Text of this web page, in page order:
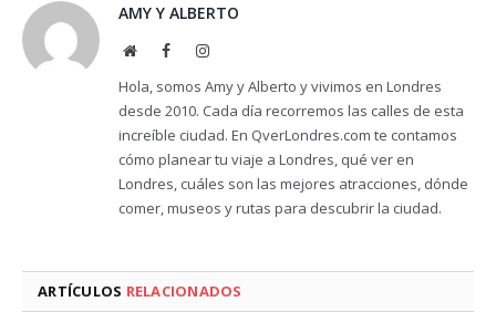
AMY Y ALBERTO
WebsiteFacebookInstagram
Hola, somos Amy y Alberto y vivimos en Londres
desde 2010. Cada día recorremos las calles de esta
increíble ciudad. En QverLondres.com te contamos
cómo planear tu viaje a Londres, qué ver en
Londres, cuáles son las mejores atracciones, dónde
comer, museos y rutas para descubrir la ciudad.
ARTÍCULOS RELACIONADOS